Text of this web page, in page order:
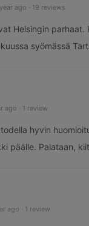
ago · 19 reviews
Helsingin parhaat.
syömässä
ago · 1 review
hyvin
päälle. Palataan,
ago · 1 review